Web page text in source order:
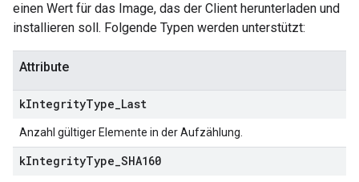
einen Wert für das Image, das der Client herunterladen und
installieren soll. Folgende Typen werden unterstützt:
Attribute
kIntegrityType Last
Anzahl gültiger Elemente in der Aufzählung.
kIntegrityType SHA160